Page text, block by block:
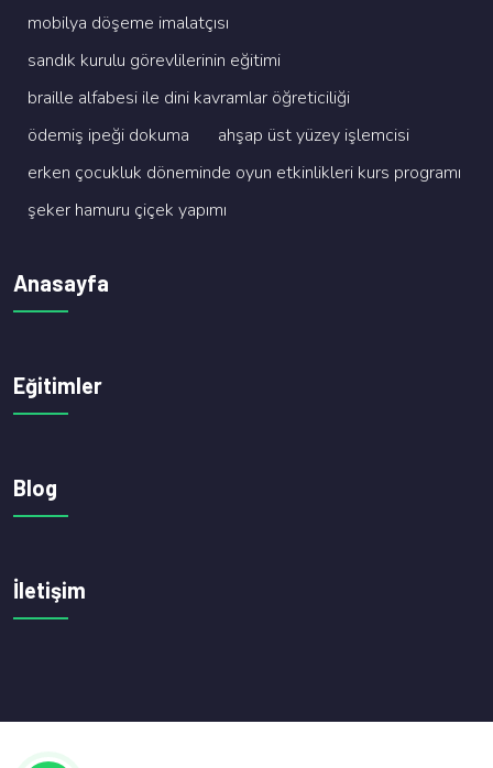
mobi̇lya döşeme i̇malatçisi
sandik kurulu görevli̇leri̇ni̇n eği̇ti̇mi̇
brai̇lle alfabesi̇ i̇le di̇ni̇ kavramlar öğreti̇ci̇li̇ği̇
ödemi̇ş i̇peği̇ dokuma
ahşap üst yüzey i̇şlemci̇si̇
erken çocukluk dönemi̇nde oyun etki̇nli̇kleri̇ kurs programi
şeker hamuru çi̇çek yapimi
Anasayfa
Eğitimler
Blog
İletişim